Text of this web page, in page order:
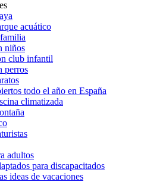
acuático
niños
club infantil
perros
todo el año en España
climatizada
adultos
para discapacitados
ideas de vacaciones